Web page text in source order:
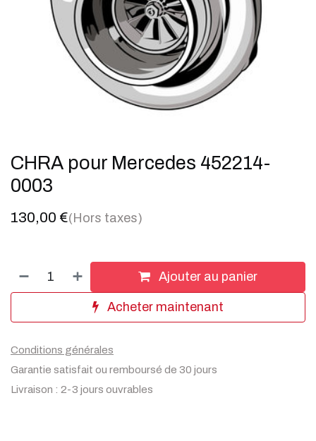
CHRA pour Mercedes 452214-
0003
130,00 €(Hors taxes)
Ajouter au panier
Acheter maintenant
Conditions générales
Garantie satisfait ou remboursé de 30 jours
Livraison : 2-3 jours ouvrables